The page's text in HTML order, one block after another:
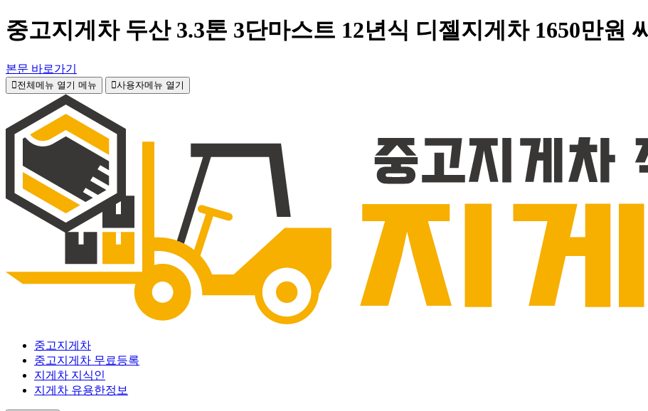
중고지게차 두산 3.3톤 3단마스트 12년식 디젤지게차 1650만원
본문 바로가기
전체메뉴 열기 메뉴 사용자메뉴 열기
중고지게차
중고지게차 무료등록
지게차 지식인
지게차 유용한정보